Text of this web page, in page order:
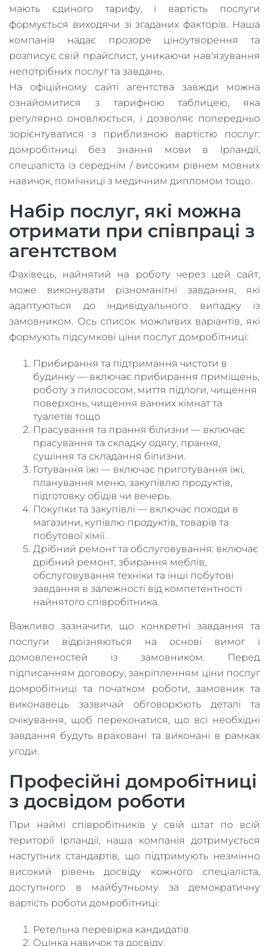
мають єдиного тарифу, і вартість послуги
формується виходячи зі згаданих факторів. Наша
компанія надає прозоре ціноутворення та
розписує свій прайслист, уникаючи нав'язування
непотрібних послуг та завдань.
На офіційному сайті агентства завжди можна
ознайомитися з тарифною таблицею, яка
регулярно оновлюється, і дозволяє попередньо
зорієнтуватися з приблизною вартістю послуг:
домробітниці без знання мови в Ірландії,
спеціаліста із середнім / високим рівнем мовних
навичок, помічниці з медичним дипломом тощо.
Набір послуг, які можна
отримати при співпраці з
агентством
Фахівець, найнятий на роботу через цей сайт,
може виконувати різноманітні завдання, які
адаптуються до індивідуального випадку із
замовником. Ось список можливих варіантів, які
формують підсумкові ціни послуг домробітниці:
Прибирання та підтримання чистоти в
будинку — включає прибирання приміщень,
роботу з пилососом, миття підлоги, чищення
поверхонь, чищення ванних кімнат та
туалетів тощо
Прасування та прання білизни — включає
прасування та складку одягу, прання,
сушіння та складання білизни.
Готування їжі — включає приготування їжі,
планування меню, закупівлю продуктів,
підготовку обідів чи вечерь.
Покупки та закупівлі — включає походи в
магазини, купівлю продуктів, товарів та
побутової хімії.
Дрібний ремонт та обслуговування: включає
дрібний ремонт, збирання меблів,
обслуговування техніки та інші побутові
завдання в залежності від компетентності
найнятого співробітника.
Важливо зазначити, що конкретні завдання та
послуги відрізняються на основі вимог і
домовленостей із замовником. Перед
підписанням договору, закріпленням ціни послуг
домробітниці та початком роботи, замовник та
виконавець зазвичай обговорюють деталі та
очікування, щоб переконатися, що всі необхідні
завдання будуть враховані та виконані в рамках
угоди.
Професійні домробітниці
з досвідом роботи
При наймі співробітників у свій штат по всій
території Ірландії, наша компанія дотримується
наступних стандартів, що підтримують незмінно
високий рівень досвіду кожного спеціаліста,
доступного в майбутньому за демократичну
вартість роботи домробітниці:
Ретельна перевірка кандидатів.
Оцінка навичок та досвіду.